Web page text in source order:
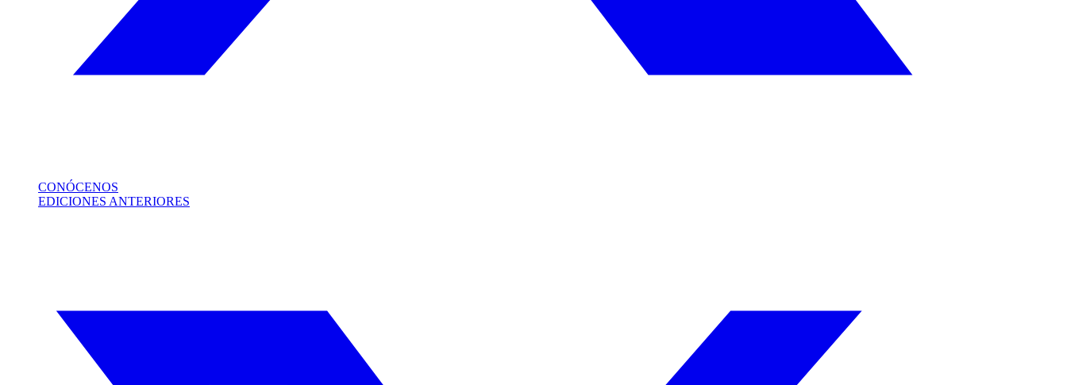
CONÓCENOS
EDICIONES ANTERIORES